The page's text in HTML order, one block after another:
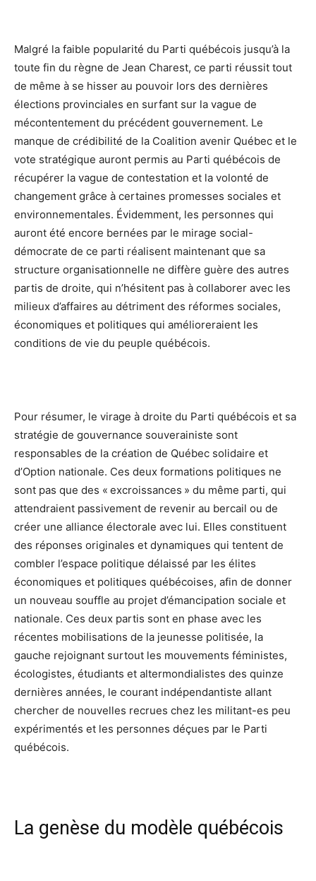
Malgré la faible popularité du Parti québécois jusqu’à la
toute fin du règne de Jean Charest, ce parti réussit tout
de même à se hisser au pouvoir lors des dernières
élections provinciales en surfant sur la vague de
mécontentement du précédent gouvernement. Le
manque de crédibilité de la Coalition avenir Québec et le
vote stratégique auront permis au Parti québécois de
récupérer la vague de contestation et la volonté de
changement grâce à certaines promesses sociales et
environnementales. Évidemment, les personnes qui
auront été encore bernées par le mirage social-
démocrate de ce parti réalisent maintenant que sa
structure organisationnelle ne diffère guère des autres
partis de droite, qui n’hésitent pas à collaborer avec les
milieux d’affaires au détriment des réformes sociales,
économiques et politiques qui amélioreraient les
conditions de vie du peuple québécois.
Pour résumer, le virage à droite du Parti québécois et sa
stratégie de gouvernance souverainiste sont
responsables de la création de Québec solidaire et
d’Option nationale. Ces deux formations politiques ne
sont pas que des « excroissances » du même parti, qui
attendraient passivement de revenir au bercail ou de
créer une alliance électorale avec lui. Elles constituent
des réponses originales et dynamiques qui tentent de
combler l’espace politique délaissé par les élites
économiques et politiques québécoises, afin de donner
un nouveau souffle au projet d’émancipation sociale et
nationale. Ces deux partis sont en phase avec les
récentes mobilisations de la jeunesse politisée, la
gauche rejoignant surtout les mouvements féministes,
écologistes, étudiants et altermondialistes des quinze
dernières années, le courant indépendantiste allant
chercher de nouvelles recrues chez les militant-es peu
expérimentés et les personnes déçues par le Parti
québécois.
La genèse du modèle québécois